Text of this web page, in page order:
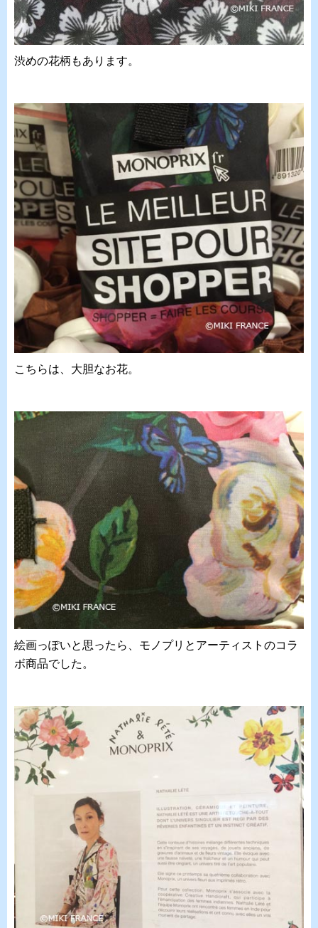
渋めの花柄もあります。
こちらは、大胆なお花。
絵画っぽいと思ったら、モノプリとアーティストのコラ
ボ商品でした。